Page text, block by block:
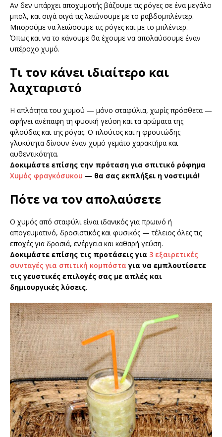
Αν δεν υπάρχει αποχυμοτής βάζουμε τις ρόγες σε ένα μεγάλο
μπολ, και σιγά σιγά τις λειώνουμε με το ραβδομπλέντερ.
Μπορούμε να λειώσουμε τις ρόγες και με το μπλέντερ.
Όπως και να το κάνουμε θα έχουμε να απολαύσουμε έναν
υπέροχο χυμό.
Τι τον κάνει ιδιαίτερο και
λαχταριστό
Η απλότητα του χυμού — μόνο σταφύλια, χωρίς πρόσθετα —
αφήνει ανέπαφη τη φυσική γεύση και τα αρώματα της
φλούδας και της ρόγας. Ο πλούτος και η φρουτώδης
γλυκύτητα δίνουν έναν χυμό γεμάτο χαρακτήρα και
αυθεντικότητα.
Δοκιμάστε επίσης την πρόταση για σπιτικό ρόφημα
Χυμός φραγκόσυκου — θα σας εκπλήξει η νοστιμιά!
Πότε να τον απολαύσετε
Ο χυμός από σταφύλι είναι ιδανικός για πρωινό ή
απογευματινό, δροσιστικός και φυσικός — τέλειος όλες τις
εποχές για δροσιά, ενέργεια και καθαρή γεύση.
Δοκιμάστε επίσης τις προτάσεις για 3 εξαιρετικές
συνταγές για σπιτική κομπόστα για να εμπλουτίσετε
τις γευστικές επιλογές σας με απλές και
δημιουργικές λύσεις.